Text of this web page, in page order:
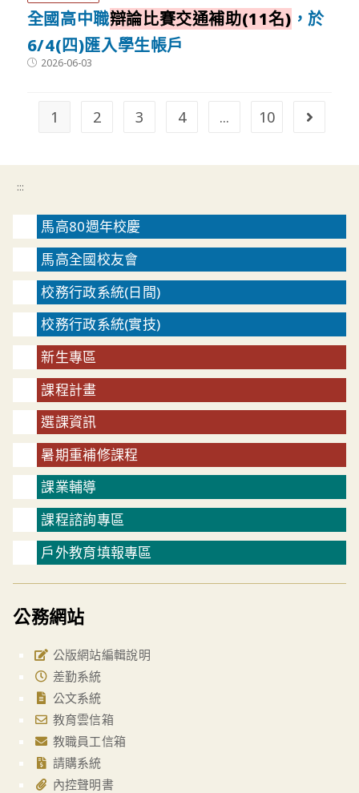
全國高中職辯論比賽交通補助(11名) ，於
6/4(四)匯入學生帳戶
Post2026-06-03
1 2 3 4 ... 10 Go to
:::
馬高80週年校慶
馬高全國校友會
校務行政系統(日間)
校務行政系統(實技)
新生專區
課程計畫
選課資訊
暑期重補修課程
課業輔導
課程諮詢專區
戶外教育填報專區
公務網站
公版網站編輯說明
差勤系統
公文系統
教育雲信箱
教職員工信箱
請購系統
內控聲明書